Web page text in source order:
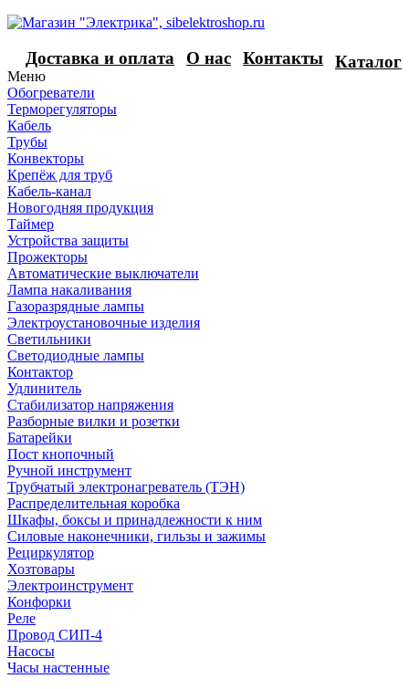
Каталог
Контакты
О нас
Доставка и оплата
Меню
Обогреватели
Терморегуляторы
Кабель
Трубы
Конвекторы
Крепёж для труб
Кабель-канал
Новогодняя продукция
Таймер
Устройства защиты
Прожекторы
Автоматические выключатели
Лампа накаливания
Газоразрядные лампы
Электроустановочные изделия
Светильники
Светодиодные лампы
Контактор
Удлинитель
Стабилизатор напряжения
Разборные вилки и розетки
Батарейки
Пост кнопочный
Ручной инструмент
Трубчатый электронагреватель (ТЭН)
Распределительная коробка
Шкафы, боксы и принадлежности к ним
Силовые наконечники, гильзы и зажимы
Рециркулятор
Хозтовары
Электроинструмент
Конфорки
Реле
Провод СИП-4
Насосы
Часы настенные